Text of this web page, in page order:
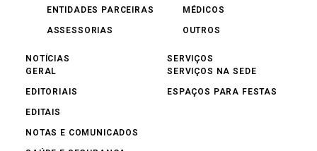
ENTIDADES PARCEIRAS
ASSESSORIAS
MÉDICOS
OUTROS
NOTÍCIAS
GERAL
EDITORIAIS
EDITAIS
NOTAS E COMUNICADOS
SERVIÇOS
SERVIÇOS NA SEDE
ESPAÇOS PARA FESTAS